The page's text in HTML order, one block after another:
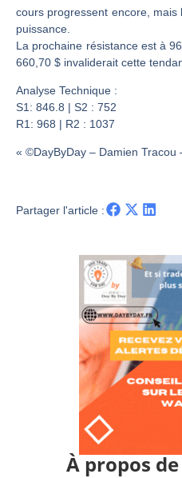
cours progressent encore,
puissance.
La prochaine résistance est à
660,70 $ invaliderait cette
Analyse Technique :
S1: 846.8 | S2 : 752
R1: 968 | R2 : 1037
« ©DayByDay – Damien Tracou
Partager l'article :
À propos